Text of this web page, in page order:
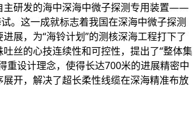
研发的海中深海中微子探测专用装置——
。这一成就标志着我国在深海中微子探测
展，为“海铃计划”的测核深海工程打下了
丝的心技连续性和可控性，提出了“整体集
设计理念，使得长达700米的进展精密中
开，解决了超长柔性线缆在深海精准布放